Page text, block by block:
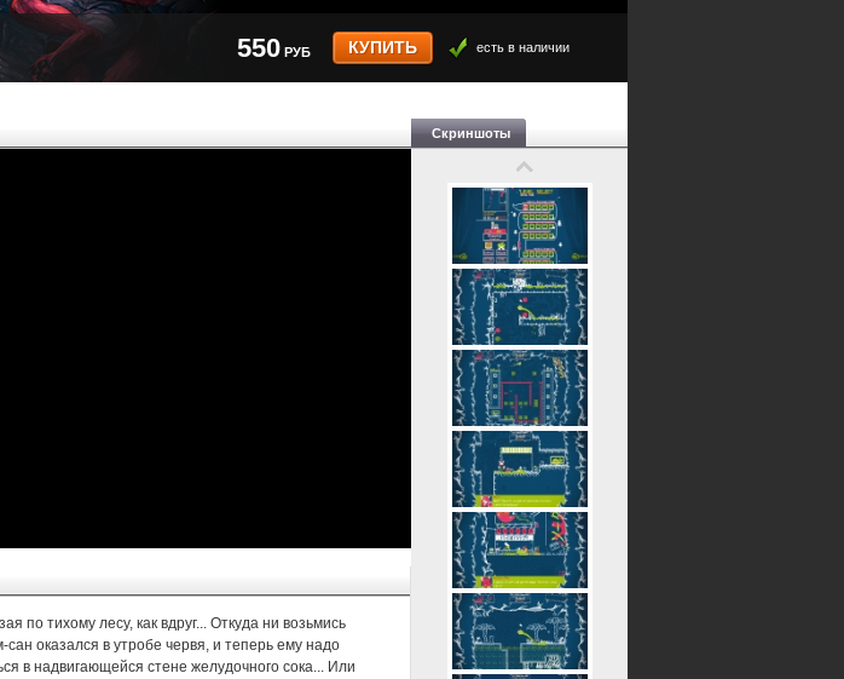
550 РУБ КУПИТЬ есть в наличии
по тихому лесу, как вдруг... Откуда ни возьмись
сан оказался в утробе червя, и теперь ему надо
в надвигающейся стене желудочного сока... Или
Скриншоты